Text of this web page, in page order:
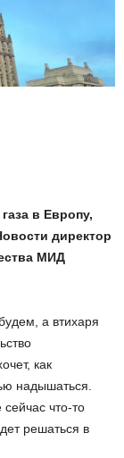
в Европу,
директор
МИД
а втихаря
как
надышаться.
что-то
решаться в